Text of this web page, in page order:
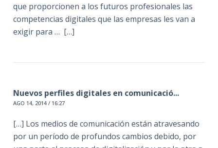
que proporcionen a los futuros profesionales las
competencias digitales que las empresas les van a
exigir para … […]
Nuevos perfiles digitales en comunicació...
AGO 14, 2014 / 16:27
[…] Los medios de comunicación están atravesando
por un período de profundos cambios debido, por